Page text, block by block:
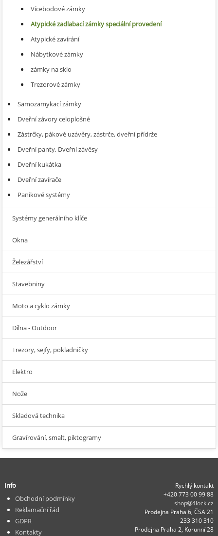
Vícebodové zámky
Atypické zadlabací zámky speciální provedení
Atypické zavírání
Nábytkové zámky
zámky na sklo
Trezorové zámky
Samozamykací zámky
Dveřní závory celoplošné
Zástrčky, pákové uzávěry, zástrče, dveřní přídrže
Dveřní panty, Dveřní závěsy
Dveřní kukátka
Dveřní zavírače
Panikové systémy
Systémy generálního klíče
Okna
Železářství
Stavebniny
Moto a cyklo zámky
Dílna - Outdoor
Trezory, sejfy, pokladničky
Elektro
Nože
Skladová technika
Gravírování, smalt, piktogramy
Rychlý kontakt
+420 773 00 99 88
shop
4lock.cz
Prodejna Praha 6, ČSA 21
233 310 310
Prodejna Praha 2, Korunní 28
Info
Obchodní podmínky
Reklamační řád
GDPR
Kontakty